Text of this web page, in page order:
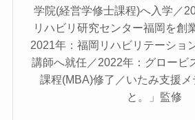
学院(経営学修士課程)へ入学／
リハビリ研究センター福岡を創
2021年：福岡リハビリテーショ
講師へ就任／2022年：グロービ
課程(MBA)修了／いたみ支援
と。」監修